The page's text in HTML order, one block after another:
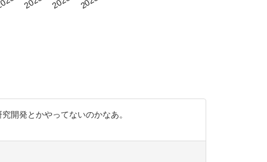
開発とかやってないのかなあ。